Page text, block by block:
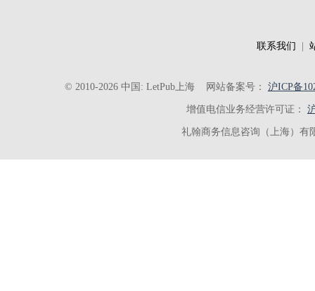
联系我们
© 2010-2026 中国: LetPub上海网站备案号： 沪ICP备
增值电信业务经营许可证：
礼翰商务信息咨询（上海）